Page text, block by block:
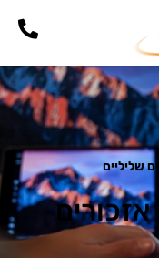
שליליים